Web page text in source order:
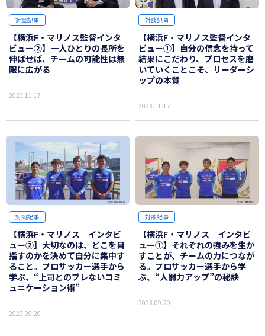
対談記事
【横浜F・マリノス監督インタ
ビュー②】一人ひとりの長所を
伸ばせば、チームの可能性は無
限に広がる
2023.11.17
対談記事
【横浜F・マリノス監督インタ
ビュー①】自分の信念を持って
結果にこだわり、プロセスを磨
いていくことこそ、リーダーシ
ップの本質
2023.11.17
対談記事
【横浜F・マリノス インタビ
ュー②】大切なのは、どこを目
指すのかを決めて自分に集中す
ること。プロサッカー選手から
学ぶ、“上司とのブレないコミ
ュニケーション術”
2023.09.20
対談記事
【横浜F・マリノス インタビ
ュー①】それぞれの強みを生か
すことが、チームの力につなが
る。プロサッカー選手から学
ぶ、“人間力アップ”の秘訣
2023.09.20